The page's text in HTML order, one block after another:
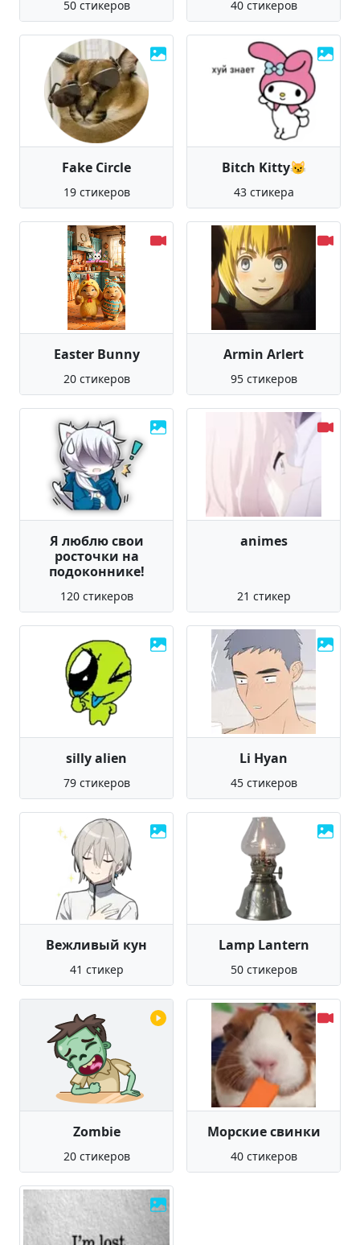
50 стикеров 40 стикеров
Fake Circle
19 стикеров
Bitch Kitty😼
43 стикера
Easter Bunny
20 стикеров
Armin Arlert
95 стикеров
Я люблю свои
росточки на
подоконнике!
120 стикеров
animes
21 стикер
silly alien
79 стикеров
Li Hyan
45 стикеров
Вежливый кун
41 стикер
Lamp Lantern
50 стикеров
Zombie
20 стикеров
Морские свинки
40 стикеров